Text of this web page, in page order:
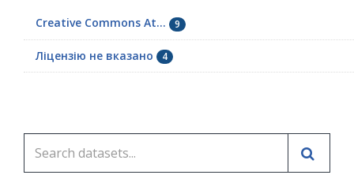
Creative Commons At... 9
Ліцензію не вказано 4